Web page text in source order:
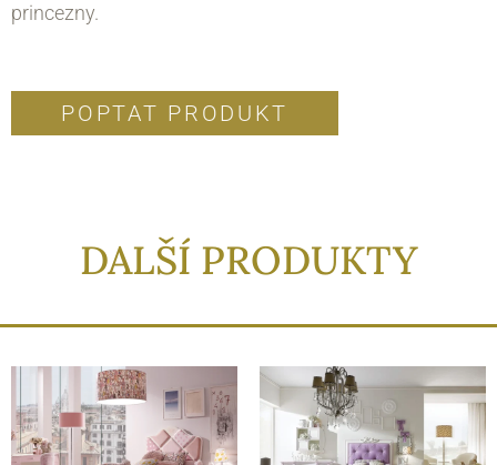
princezny.
POPTAT PRODUKT
DALŠÍ PRODUKTY